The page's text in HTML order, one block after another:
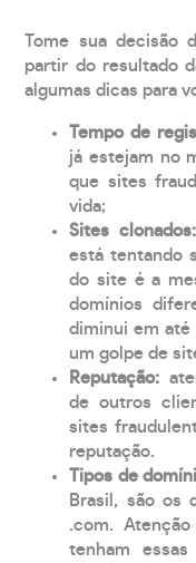
Tome sua decisão
partir do resultado
algumas dicas para
Tempo de
já estejam no
que sites
vida;
Sites clonados:
está tentando
do site é a
domínios
diminui em até
um golpe de
Reputação:
de outros
sites
reputação.
Tipos de
Brasil, são os
.com.
tenham